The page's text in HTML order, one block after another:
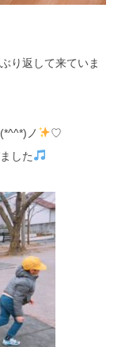
り返して来ていま
ノ
♡
した